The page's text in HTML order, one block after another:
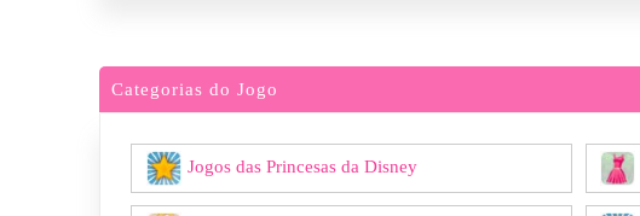
Categorias do Jogo
Jogos das Princesas da Disney